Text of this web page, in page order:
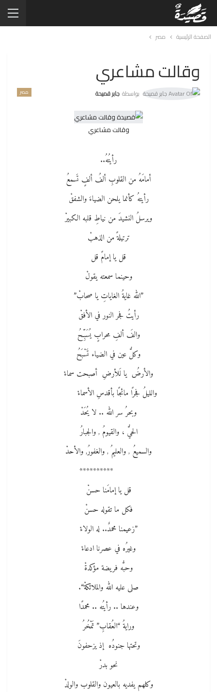
الصفحة الرئيسية مصر
وقالت مشاعري
مصر بواسطة جابر قميحة
وقالت مشاعري
رأيتُهُ..
أمامَهُ من القلوبِ ألفُ ألفٍ تَسمعُ
رأيتهُ كأنما يلحن الضياءَ والشفقْ
ويرسلُ النشيدَ من نياطِ قلبه الكبيرْ
ترتيلةً من الذهبْ
قل يا إمامً قل
وحينما سمعته يقولْ
”الله غايةُ الغاياتِ يا صحابْ”
رأيتُ فجر النور في الأفقْ
والفَ ألفِ محرابٍ يُسَبِّحُ
وكلُّ عين في الضياء تَسْبَحُ
والأرضُ يا لَلأرضِ أصبحت سماءْ
والليلُ فجرًا مائجًا بأقدسِ الأسماءْ
وبحرُ سر الله .. لا يُحَدْ
الحيُّ ، والقيومُ , والجبارُ
والسميعُ , والعليمُ , والغفورُ, والأحدْ
**********
قل يا إمامَنا حسنْ
فكل ما تقوله حسنْ
”زعيمنا محمدٌ.. له الولاءْ
وغيرُه في عصرنا ادعاءْ
وحبُّه فريضة مؤكدةْ
صلى عليه الله والملائكةْ“.
وعندها .. رأيتُه .. محمدًا
ورايةُ “العُقابِ” تَمْخُرُ
وتحتها جنودُه إذ يزحفونَ
نحو بدرْ
وكلهم يفديه بالعيون والقلوب والولدْ